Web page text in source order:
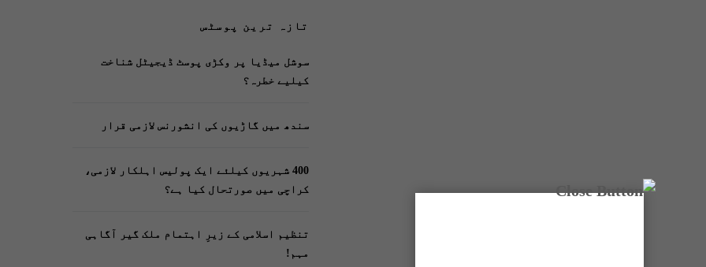
تازہ ترین پوسٹس
سوشل میڈیا پر وکڑی پوسٹ ڈیجیٹل شناخت
کیلیے خطرہ؟
سندھ میں گاڑیوں کی انشورنس لازمی قرار
400 شہریوں کیلئے ایک پولیس اہلکار لازمی،
کراچی میں صورتحال کیا ہے؟
تنظیم اسلامی کے زیرِ اہتمام ملک گیر آگاہی
مہم!